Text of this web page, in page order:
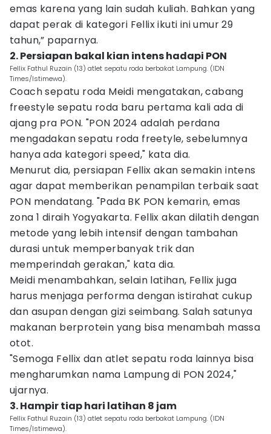
emas karena yang lain sudah kuliah. Bahkan yang
dapat perak di kategori Fellix ikuti ini umur 29
tahun,” paparnya.
2. Persiapan bakal kian intens hadapi PON
Fellix Fathul Ruzain (13) atlet sepatu roda berbakat Lampung. (IDN
Times/Istimewa).
Coach sepatu roda Meidi mengatakan, cabang
freestyle sepatu roda baru pertama kali ada di
ajang pra PON. "PON 2024 adalah perdana
mengadakan sepatu roda freetyle, sebelumnya
hanya ada kategori speed," kata dia.
Menurut dia, persiapan Fellix akan semakin intens
agar dapat memberikan penampilan terbaik saat
PON mendatang. "Pada BK PON kemarin, emas
zona 1 diraih Yogyakarta. Fellix akan dilatih dengan
metode yang lebih intensif dengan tambahan
durasi untuk memperbanyak trik dan
memperindah gerakan," kata dia.
Meidi menambahkan, selain latihan, Fellix juga
harus menjaga performa dengan istirahat cukup
dan asupan dengan gizi seimbang. Salah satunya
makanan berprotein yang bisa menambah massa
otot.
"Semoga Fellix dan atlet sepatu roda lainnya bisa
mengharumkan nama Lampung di PON 2024,"
ujarnya.
3. Hampir tiap hari latihan 8 jam
Fellix Fathul Ruzain (13) atlet sepatu roda berbakat Lampung. (IDN
Times/Istimewa).